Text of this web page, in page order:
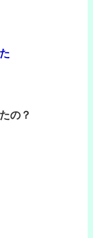
の？